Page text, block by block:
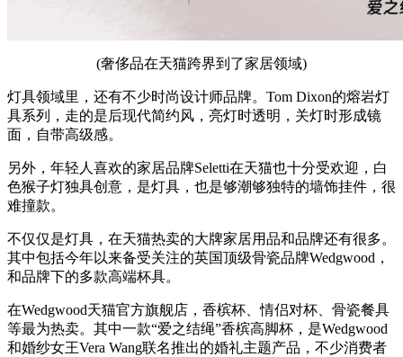
(奢侈品在天猫跨界到了家居领域)
灯具领域里，还有不少时尚设计师品牌。Tom Dixon的熔岩灯
具系列，走的是后现代简约风，亮灯时透明，关灯时形成镜
面，自带高级感。
另外，年轻人喜欢的家居品牌Seletti在天猫也十分受欢迎，白
色猴子灯独具创意，是灯具，也是够潮够独特的墙饰挂件，很
难撞款。
不仅仅是灯具，在天猫热卖的大牌家居用品和品牌还有很多。
其中包括今年以来备受关注的英国顶级骨瓷品牌Wedgwood，
和品牌下的多款高端杯具。
在Wedgwood天猫官方旗舰店，香槟杯、情侣对杯、骨瓷餐具
等最为热卖。其中一款“爱之结绳”香槟高脚杯，是Wedgwood
和婚纱女王Vera Wang联名推出的婚礼主题产品，不少消费者